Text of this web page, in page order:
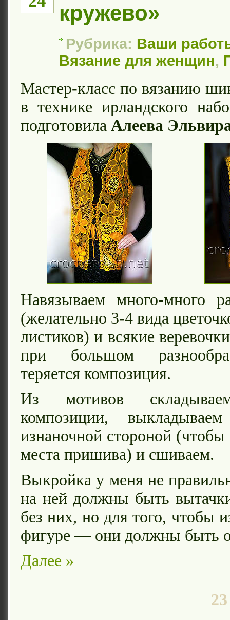
кружево»
Рубрика: Ваши
Вязание для женщин,
Мастер-класс по вязанию
в технике ирландского
подготовила Алеева
Навязываем много-много
(желательно 3-4 вида
листиков) и всякие
при большом
теряется композиция.
Из мотивов
композиции,
изнаночной стороной
места пришива) и сшиваем.
Выкройка у меня не
на ней должны быть
без них, но для того, чтобы
фигуре — они должны быть
Далее »